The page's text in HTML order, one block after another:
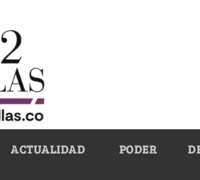
ACTUALIDAD PODER